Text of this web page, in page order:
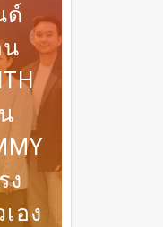
รม
ให้
ต็ม
งค์
าม
ด์
น
ง
อง
ลก
าน